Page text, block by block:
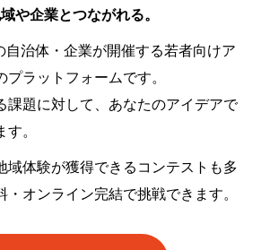
や企業とつながれる。
自治体・企業が開催する若者向けア
ラットフォームです。
課題に対して、あなたのアイデアで
。
域体験が獲得できるコンテストも多
オンライン完結で挑戦できます。